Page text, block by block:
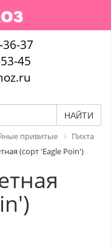
37
45
НАЙТИ
привитые
Пихта
(сорт 'Eagle Poin')